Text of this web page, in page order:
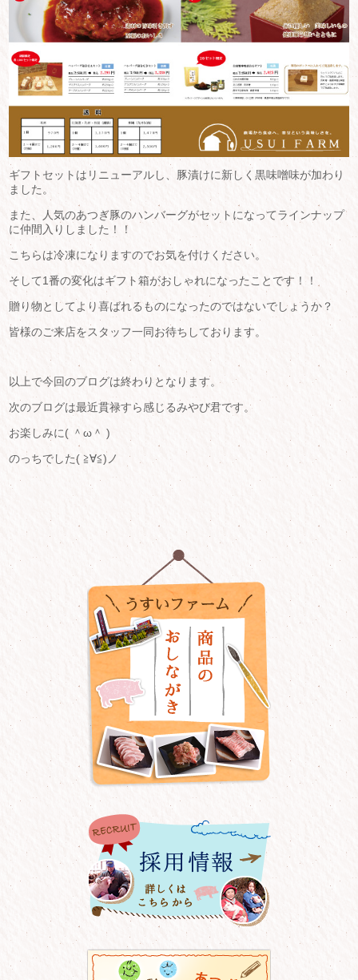
ギフトセットはリニューアルし、豚漬けに新しく黒味噌味が加わり
ました。
また、人気のあつぎ豚のハンバーグがセットになってラインナップ
に仲間入りしました！！
こちらは冷凍になりますのでお気を付けください。
そして1番の変化はギフト箱がおしゃれになったことです！！
贈り物としてより喜ばれるものになったのではないでしょうか？
皆様のご来店をスタッフ一同お待ちしております。
以上で今回のブログは終わりとなります。
次のブログは最近貫禄すら感じるみやび君です。
お楽しみに( ＾ω＾ )
のっちでした( ≧∀≦)ノ